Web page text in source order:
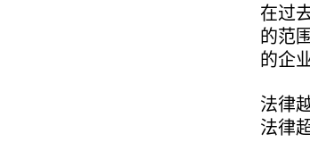
在过
的范
的企
法律
法律